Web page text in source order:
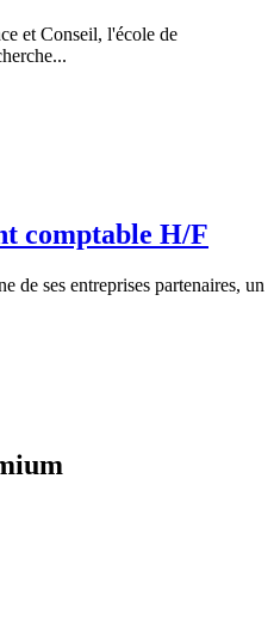
et Conseil, l'école de
comptable H/F
de ses entreprises partenaires, un